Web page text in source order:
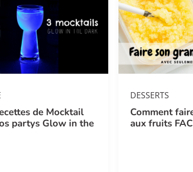
de Mocktail
partys Glow in the
DESSERTS
Comment
aux fruits